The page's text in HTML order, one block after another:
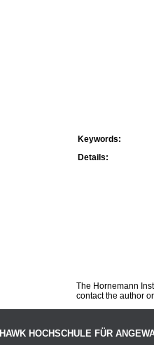
Keywords:
Details:
The Hornemann
contact the author
HAWK HOCHSCHULE FÜR